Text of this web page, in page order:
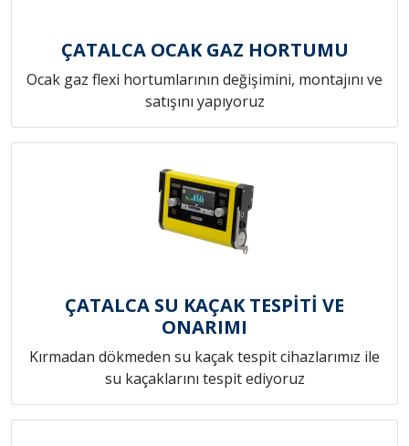
ÇATALCA OCAK GAZ HORTUMU
Ocak gaz flexi hortumlarının değişimini, montajını ve
satışını yapıyoruz
ÇATALCA SU KAÇAK TESPİTİ VE
ONARIMI
Kırmadan dökmeden su kaçak tespit cihazlarımız ile
su kaçaklarını tespit ediyoruz